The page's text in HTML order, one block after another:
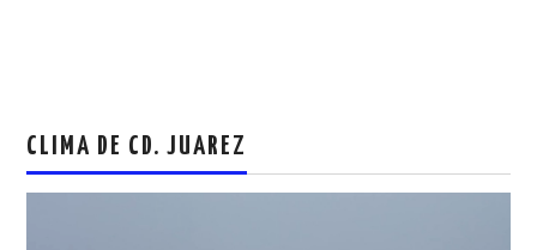
CLIMA DE CD. JUAREZ